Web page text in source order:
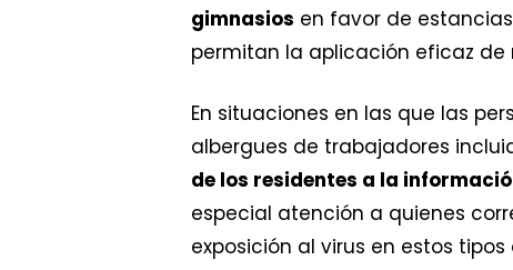
gimnasios en favor de
permitan la aplicación eficaz de
En situaciones en las que las
albergues de trabajadores
de los residentes a la
especial atención a quienes
exposición al virus en estos